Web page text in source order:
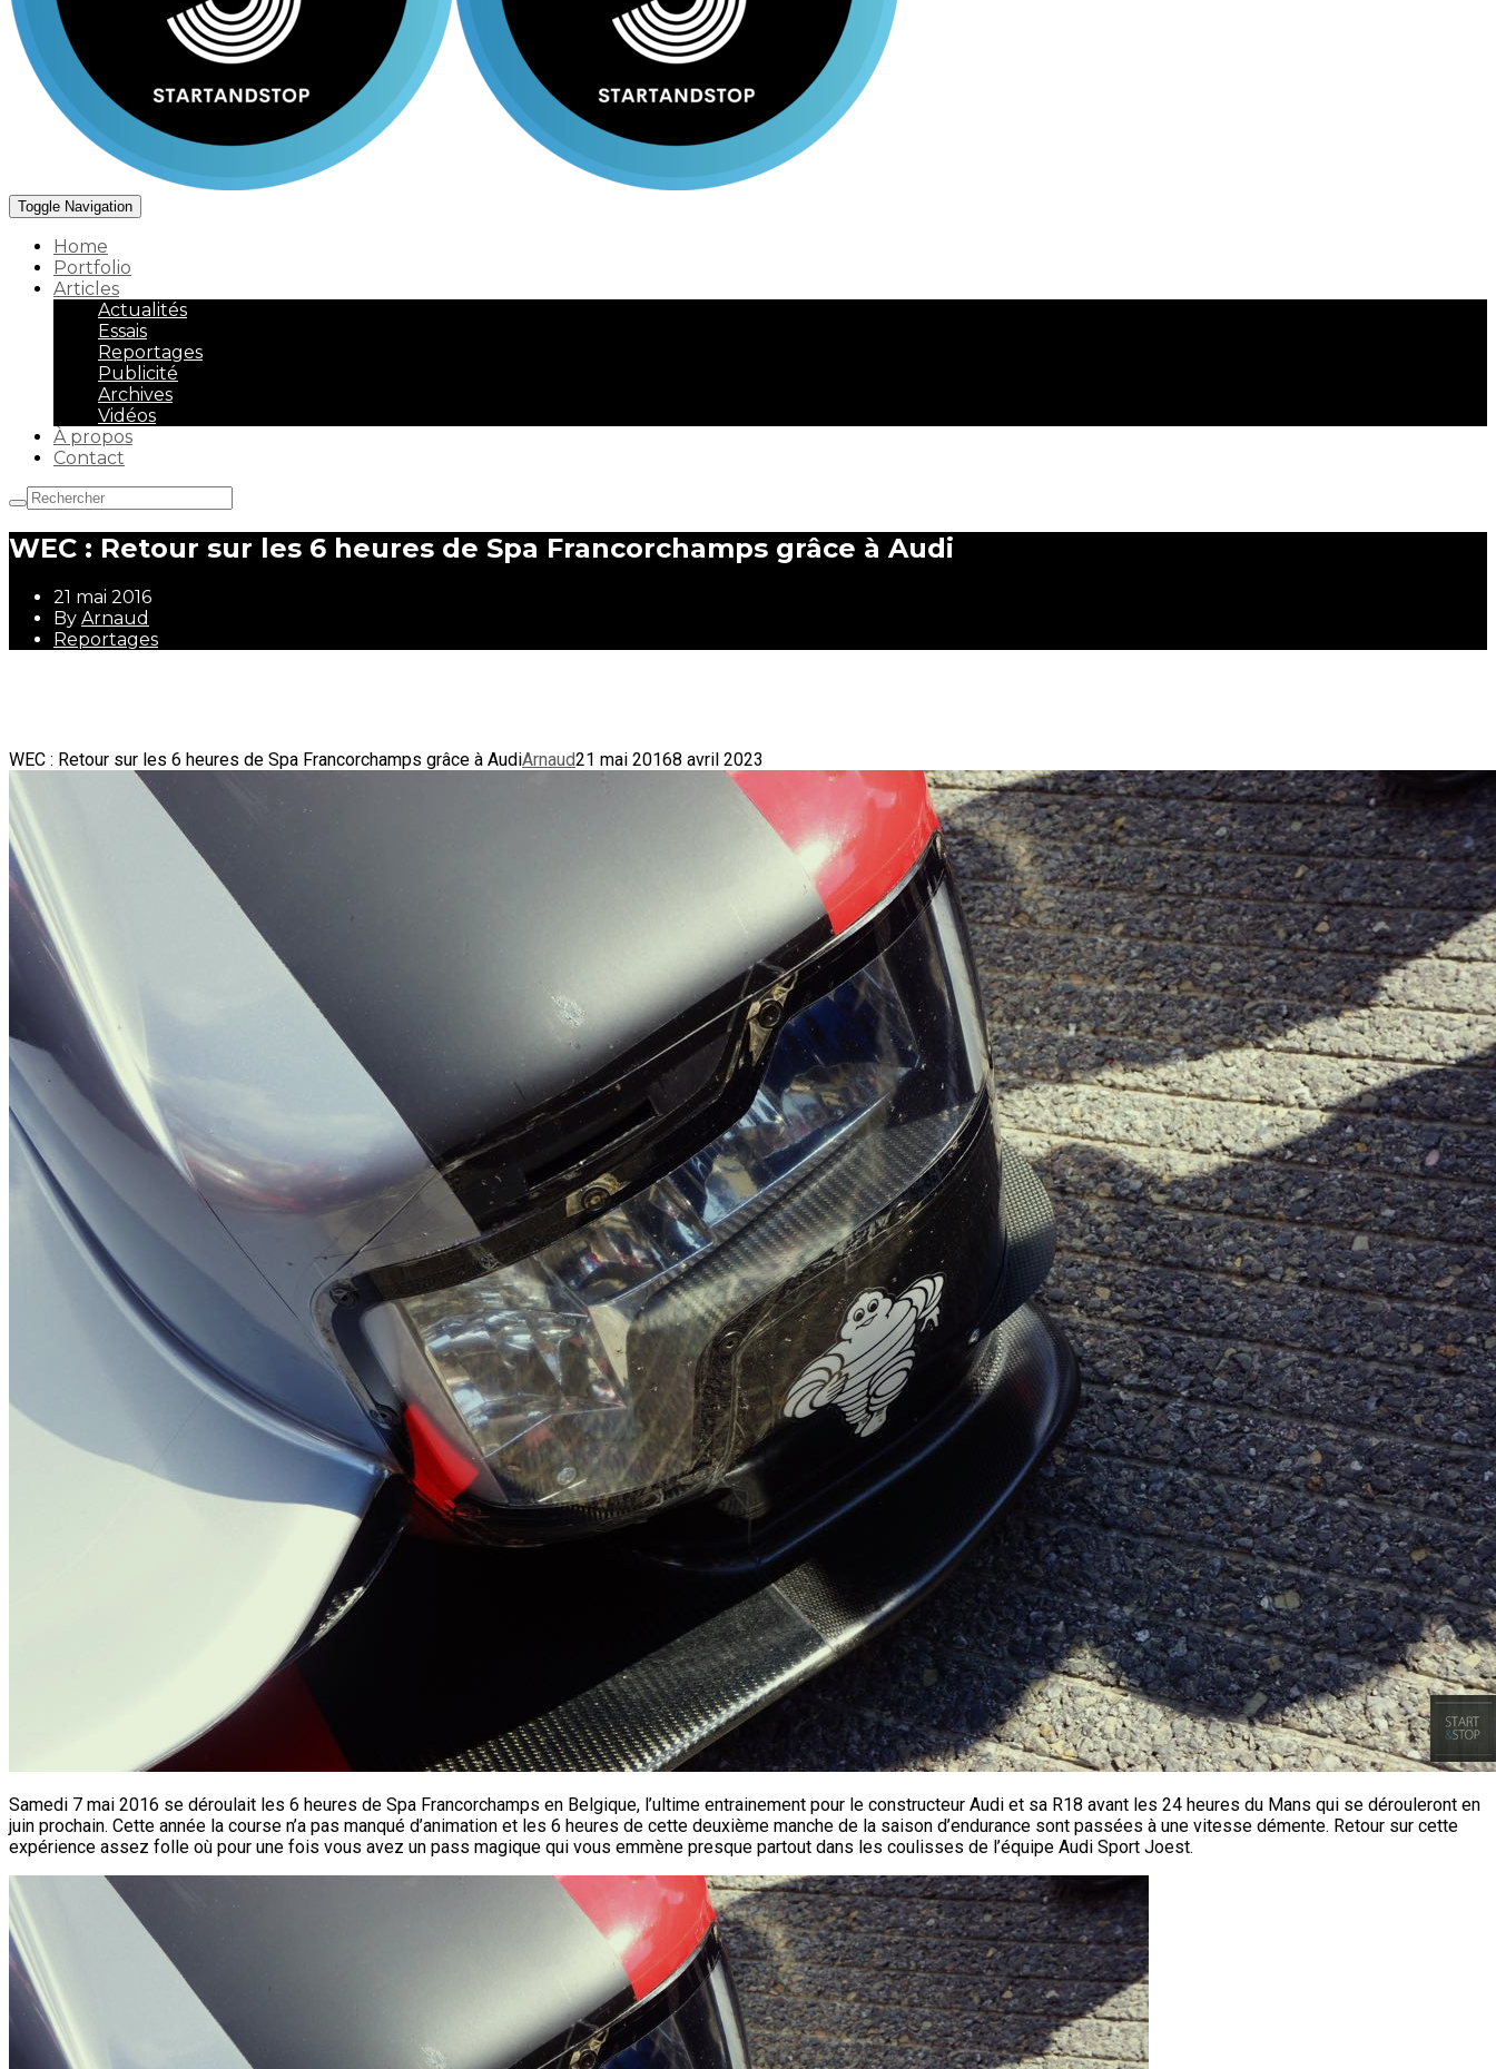
Toggle Navigation
Home
Portfolio
Articles
Actualités
Essais
Reportages
Publicité
Archives
Vidéos
À propos
Contact
WEC : Retour sur les 6 heures de Spa Francorchamps grâce à Audi
21 mai 2016
By Arnaud
Reportages
WEC : Retour sur les 6 heures de Spa Francorchamps grâce à AudiArnaud21 mai 20168 avril 2023
Samedi 7 mai 2016 se déroulait les 6 heures de Spa Francorchamps en Belgique, l’ultime entrainement pour le constructeur Audi et sa R18 avant les 24 heures du Mans qui se dérouleront en
juin prochain. Cette année la course n’a pas manqué d’animation et les 6 heures de cette deuxième manche de la saison d’endurance sont passées à une vitesse démente. Retour sur cette
expérience assez folle où pour une fois vous avez un pass magique qui vous emmène presque partout dans les coulisses de l’équipe Audi Sport Joest.